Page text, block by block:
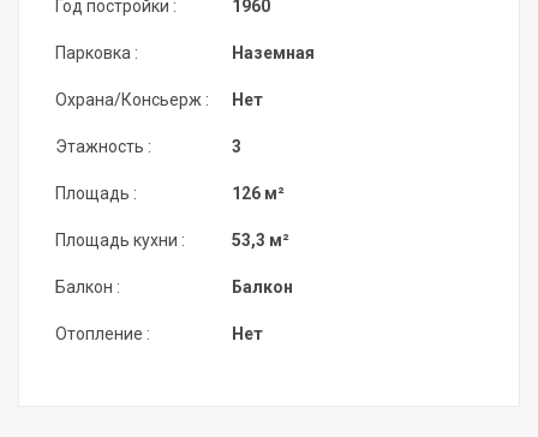
Год постройки :
Парковка :
Охрана/Консьерж :
Этажность :
Площадь :
Площадь кухни :
Балкон :
Отопление :
1960
Наземная
Нет
3
126 м²
53,3 м²
Балкон
Нет